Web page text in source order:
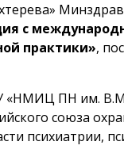
с
практики»,
«НМИЦ ПН им.
союза
психиатрии,